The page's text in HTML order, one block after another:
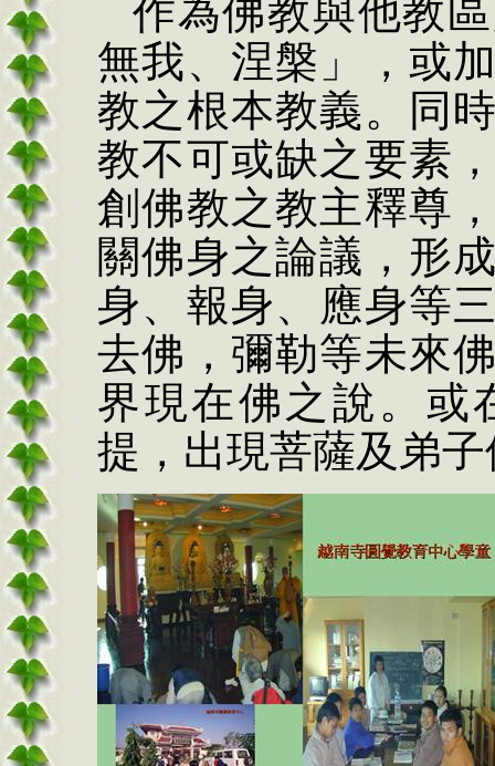
作為佛教與他教
無我、涅槃」，或
教之根本教義。同
教不可或缺之要素
創佛教之教主釋尊
關佛身之論議，形
身、報身、應身等
去佛，彌勒等未來
界現在佛之說。或
提，出現菩薩及弟